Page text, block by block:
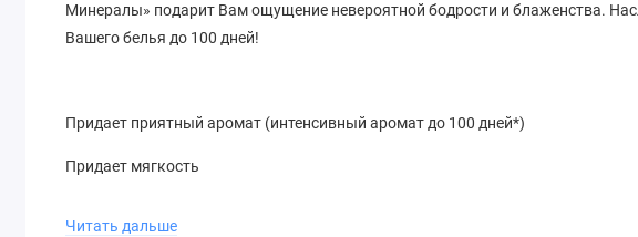
Минералы» подарит Вам ощущение невероятной бодрости и блаженства.
Вашего белья до 100 дней!
Придает приятный аромат (интенсивный аромат до 100 дней*)
Придает мягкость
Читать дальше